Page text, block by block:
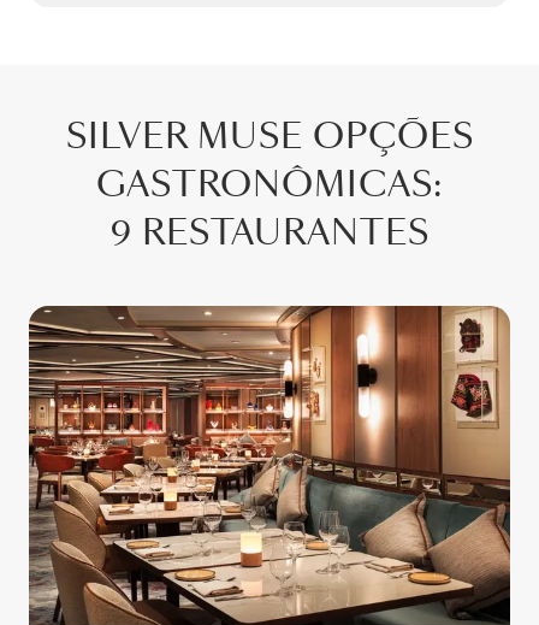
SILVER MUSE OPÇÕES
GASTRONÔMICAS:
9 RESTAURANTES